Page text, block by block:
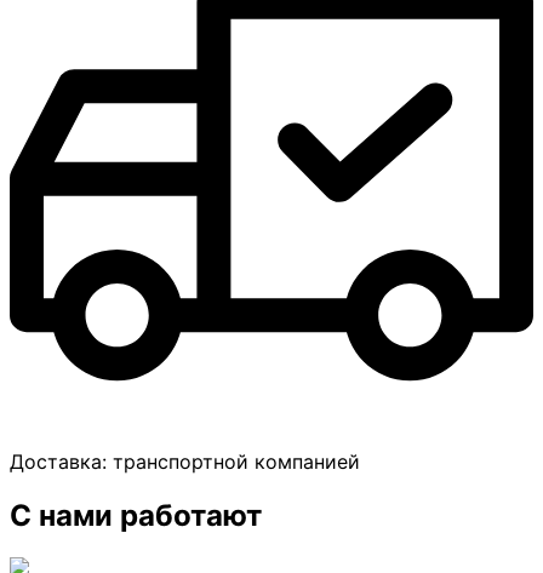
Доставка: транспортной компанией
С нами работают